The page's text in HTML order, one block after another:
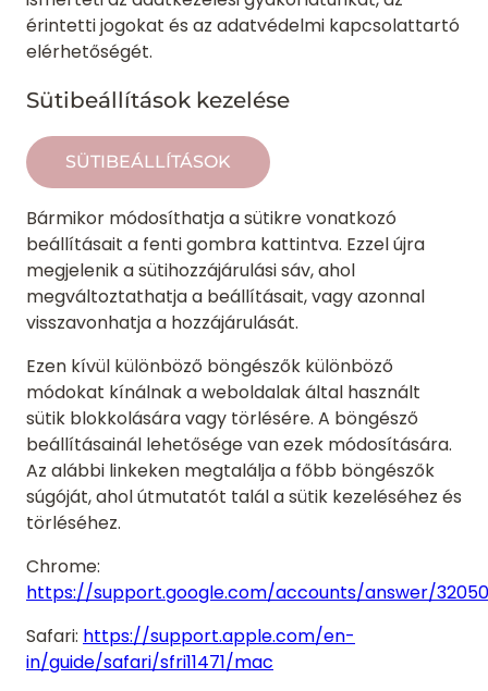
érintetti jogokat és az adatvédelmi kapcsolattartó
elérhetőségét.
Sütibeállítások kezelése
SÜTIBEÁLLÍTÁSOK
Bármikor módosíthatja a sütikre vonatkozó
beállításait a fenti gombra kattintva. Ezzel újra
megjelenik a sütihozzájárulási sáv, ahol
megváltoztathatja a beállításait, vagy azonnal
visszavonhatja a hozzájárulását.
Ezen kívül különböző böngészők különböző
módokat kínálnak a weboldalak által használt
sütik blokkolására vagy törlésére. A böngésző
beállításainál lehetősége van ezek módosítására.
Az alábbi linkeken megtalálja a főbb böngészők
súgóját, ahol útmutatót talál a sütik kezeléséhez és
törléséhez.
Chrome:
https://support.google.com/accounts/answer/32050
Safari: https://support.apple.com/en-
in/guide/safari/sfri11471/mac